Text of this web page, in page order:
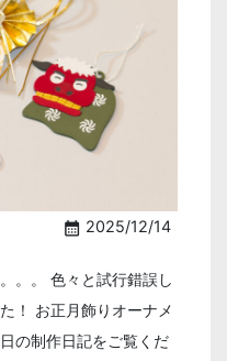
calendar_month 2025/12/14
。。 色々と試行錯誤し
！ お正月飾りオーナメ
の制作日記をご覧くだ